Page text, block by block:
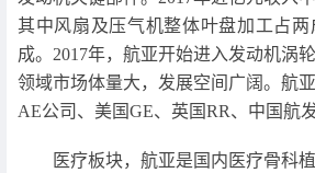
其中风扇及压气机整体叶盘加工占
成。2017年，航亚开始进入发动机涡
领域市场体量大，发展空间广阔。航
AE公司、美国GE、英国RR、中国航发
医疗板块，航亚是国内医疗骨科植